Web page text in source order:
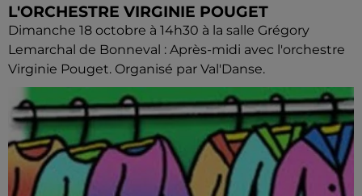
L'ORCHESTRE VIRGINIE POUGET
Dimanche 18 octobre à 14h30 à la salle Grégory
Lemarchal de Bonneval : Après-midi avec l'orchestre
Virginie Pouget. Organisé par Val'Danse.